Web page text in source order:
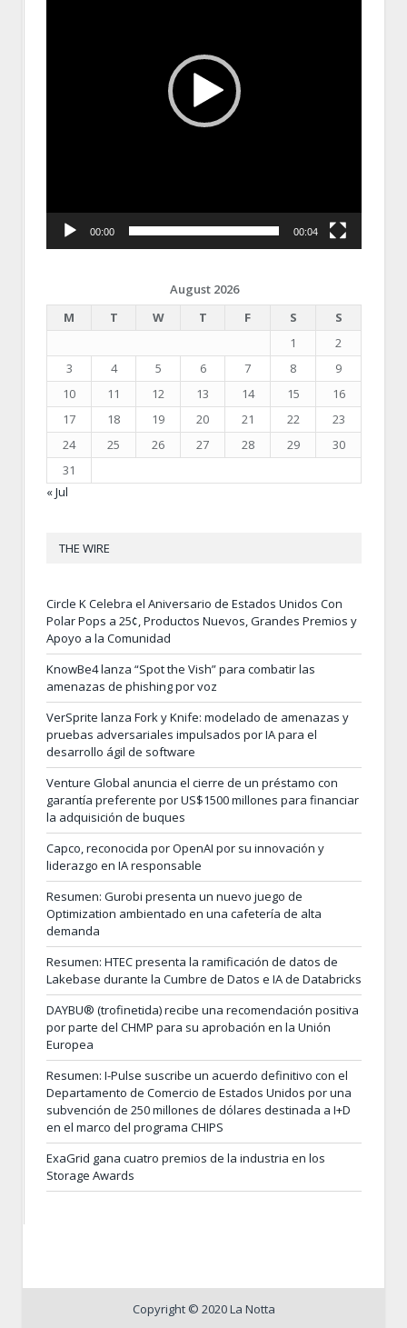
00:00 00:04
August 2026
M
T W T F S
S
1
2
3
4 5 6 7 8
9
10
11 12 13 14 15
16
17
18 19 20 21 22
23
24
25 26 27 28 29
30
31
« Jul
THE WIRE
Circle K Celebra el Aniversario de Estados Unidos Con
Polar Pops a 25¢, Productos Nuevos, Grandes Premios y
Apoyo a la Comunidad
KnowBe4 lanza “Spot the Vish” para combatir las
amenazas de phishing por voz
VerSprite lanza Fork y Knife: modelado de amenazas y
pruebas adversariales impulsados por IA para el
desarrollo ágil de software
Venture Global anuncia el cierre de un préstamo con
garantía preferente por US$1500 millones para financiar
la adquisición de buques
Capco, reconocida por OpenAI por su innovación y
liderazgo en IA responsable
Resumen: Gurobi presenta un nuevo juego de
Optimization ambientado en una cafetería de alta
demanda
Resumen: HTEC presenta la ramificación de datos de
Lakebase durante la Cumbre de Datos e IA de Databricks
DAYBU® (trofinetida) recibe una recomendación positiva
por parte del CHMP para su aprobación en la Unión
Europea
Resumen: I-Pulse suscribe un acuerdo definitivo con el
Departamento de Comercio de Estados Unidos por una
subvención de 250 millones de dólares destinada a I+D
en el marco del programa CHIPS
ExaGrid gana cuatro premios de la industria en los
Storage Awards
Copyright © 2020 La Notta